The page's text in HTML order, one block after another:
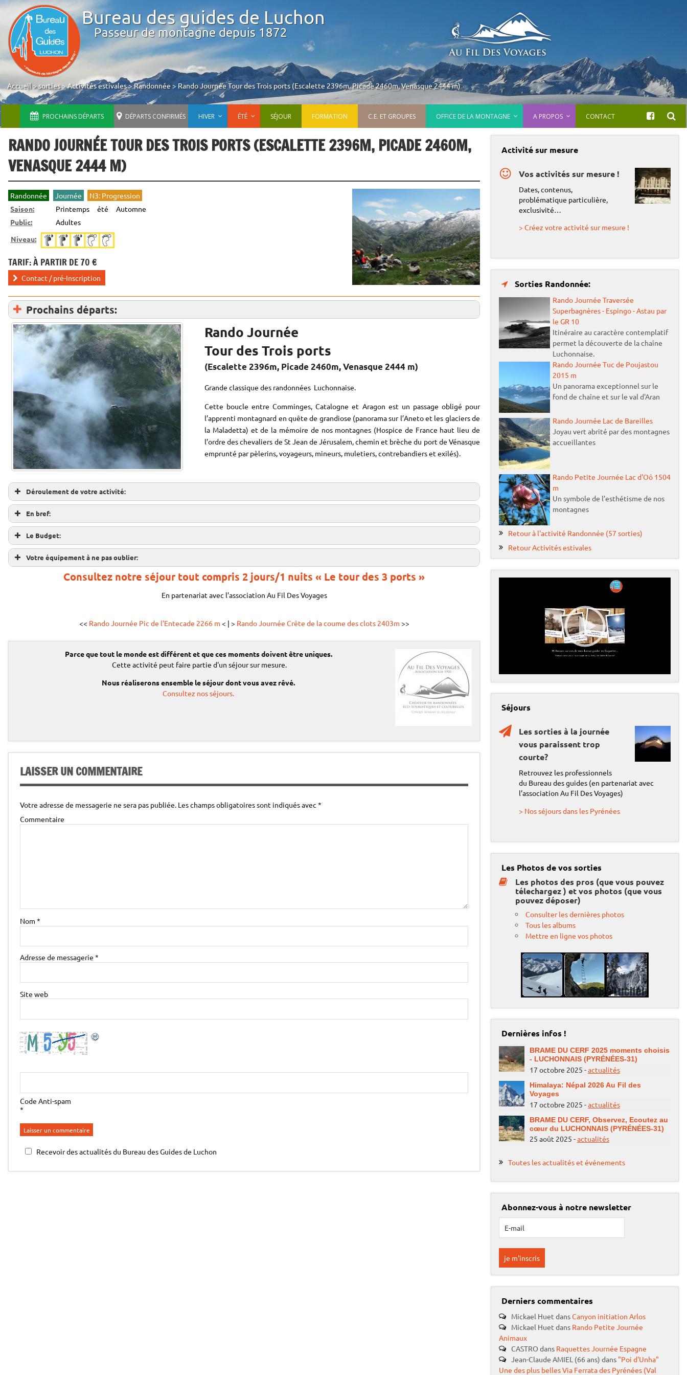
Bureau des guides de Luchon
Passeur de montagne depuis 1872
Accueil>sorties>Activités estivales>Randonnée>Rando Journée Tour des Trois ports (Escalette 2396m, Picade 2460m, Venasque 2444 m)
PROCHAINS DÉPARTS DÉPARTS CONFIRMÉS HIVER ÉTÉ SÉJOUR FORMATION C.E. ET GROUPES OFFICE DE LA MONTAGNE A PROPOS CONTACT
RANDO JOURNÉE TOUR DES TROIS PORTS (ESCALETTE 2396M, PICADE 2460M,
VENASQUE 2444 M)
Randonnée Journée
N3: Progression
Saison:
Printemps été
Automne
Public:
Adultes
Niveau:
TARIF: À PARTIR DE 70 €
Contact / pré-Inscription
Prochains départs:
Rando Journée
Tour des Trois ports
(Escalette 2396m, Picade 2460m, Venasque 2444 m)
Grande classique des randonnées Luchonnaise.
Cette boucle entre Comminges, Catalogne et Aragon est un passage obligé pour
l’apprenti montagnard en quête de grandiose (panorama sur l’Aneto et les glaciers de
la Maladetta) et de la mémoire de nos montagnes (Hospice de France haut lieu de
l’ordre des chevaliers de St Jean de Jérusalem, chemin et brèche du port de Vénasque
emprunté par pèlerins, voyageurs, mineurs, muletiers, contrebandiers et exilés).
Déroulement de votre activité:
En bref:
5 minutes
n’est pas compris dans le tarif de votre prestation.
Le Budget:
Adulte:70€
(par personne)
Adulte:63€
(par personne)
famille:63€
(pour le groupe)
Normal:300€
Préférentiel¹:270
Partenaires, groupes (des 7 personnes), Demandeur d’emplois, étudiants.
Votre équipement à ne pas oublier:
Consultez notre séjour tout compris 2 jours/1 nuits « Le tour des 3 ports »
En partenariat avec l’association Au Fil Des Voyages
<< Rando Journée Pic de l’Entecade 2266 m < | > Rando Journée Crête de la coume des clots 2403m >>
Parce que tout le monde est différentet que ces moments doivent être uniques.
Cette activité peut faire partie d'un séjour sur mesure.
Nous réaliserons ensemble le séjour dont vous avez rêvé.
Consultez nos séjours.
LAISSER UN COMMENTAIRE
Votre adresse de messagerie ne sera pas publiée.Les champs obligatoires sont indiqués avec *
Commentaire
Nom *
Adresse de messagerie *
Site web
Code Anti-spam
*
Recevoir des actualités du Bureau des Guides de Luchon
Activité sur mesure
Vos activités sur mesure !
Dates, contenus,
problématique particulière,
exclusivité…
> Créez votre activité sur mesure !
Sorties Randonnée:
Rando Journée Traversée
Superbagnères - Espingo - Astau par
le GR 10
Itinéraire au caractère contemplatif
permet la découverte de la chaîne
Luchonnaise.
Rando Journée Tuc de Poujastou
2015 m
Un panorama exceptionnel sur le
fond de chaîne et sur le val d'Aran
Rando Journée Lac de Bareilles
Joyau vert abrité par des montagnes
accueillantes
Rando Petite Journée Lac d'Oô 1504
m
Un symbole de l’esthétisme de nos
montagnes
Retour à l'activité Randonnée (57 sorties)
Retour Activités estivales
Séjours
Les sorties à la journée
vous paraissent trop
courte?
Retrouvez les professionnels
du Bureau des guides (en partenariat avec
l’association Au Fil Des Voyages)
> Nos séjours dans les Pyrénées
Les Photos de vos sorties
Les photos des pros (que vous pouvez
télechargez ) et vos photos (que vous
pouvez déposer)
Consulter les dernières photos
Tous les albums
Mettre en ligne vos photos
Dernières infos !
BRAME DU CERF 2025 moments choisis
- LUCHONNAIS (PYRÉNÉES-31)
17 octobre 2025 -actualités
Himalaya: Népal 2026 Au Fil des
Voyages
17 octobre 2025 -actualités
BRAME DU CERF, Observez, Ecoutez au
cœur du LUCHONNAIS (PYRÉNÉES-31)
25 août 2025 -actualités
Toutes les actualités et événements
Abonnez-vous à notre newsletter
Derniers commentaires
Mickael Huet dansCanyon initiation Arlos
Mickael Huet dans Rando Petite Journée
Animaux
CASTRO dans Raquettes Journée Espagne
Jean-Claude AMIEL (66 ans) dans "Poi d'Unha"
Une des plus belles Via Ferrata des Pyrénées (Val